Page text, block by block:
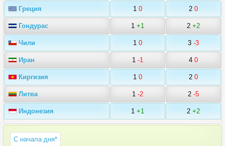
Греция 1 0 2 0
Гондурас 1 +1 2 +2
Чили 1 0 3 -3
Иран 1 -1 4 0
Киргизия 1 0 2 0
Литва 1 -2 2 -5
Индонезия 1 +1 2 +2
C начала дня*